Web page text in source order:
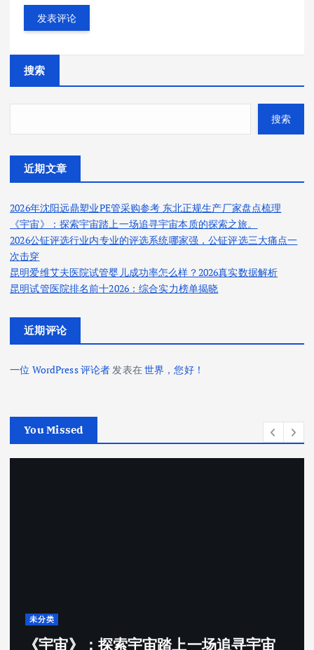
搜索
搜索
近期文章
2026年沈阳远鼎塑业PE管采购参考 东北正规生产厂家盘点梳理
《宇宙》：探索宇宙踏上一场追寻宇宙本质的探索之旅。
2026公钲评选行业内专业的评选系统哪家强，公钲评选三大痛点一
次击穿
昆明爱维艾夫医院试管婴儿成功率怎么样？2026真实数据解析
昆明试管医院排名前十2026：综合实力榜单揭晓
近期评论
一位 WordPress 评论者发表在世界，您好！
You Missed
未分类
2026公钲评选行业内专业的评选系统哪